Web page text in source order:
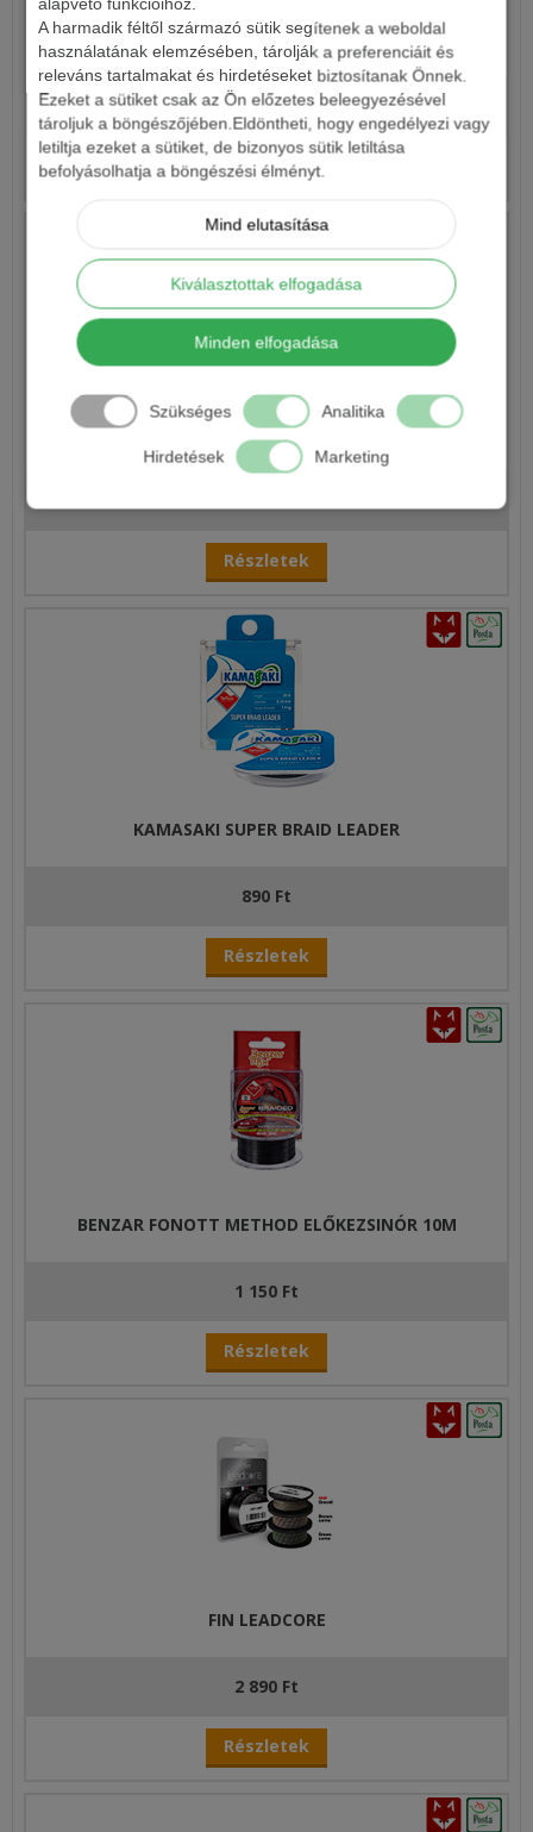
A harmadik féltől származó sütik segítenek a weboldal
használatának elemzésében, tárolják a preferenciáit és
releváns tartalmakat és hirdetéseket biztosítanak Önnek.
Ezeket a sütiket csak az Ön előzetes beleegyezésével
tároljuk a böngészőjében.Eldöntheti, hogy engedélyezi vagy
letiltja ezeket a sütiket, de bizonyos sütik letiltása
befolyásolhatja a böngészési élményt.
Mind elutasítása
Kiválasztottak elfogadása
Minden elfogadása
Szükséges Analitika
Hirdetések Marketing
CRALUSSO XTREME FONOTT ELŐKE 15M
3 300 Ft
Részletek
CRALUSSO FAST SINKING FONOTT ELŐKE ZSINÓR
Részletek
KAMASAKI SUPER BRAID LEADER
890 Ft
Részletek
BENZAR FONOTT METHOD ELŐKEZSINÓR 10M
1 150 Ft
Részletek
FIN LEADCORE
2 890 Ft
Részletek